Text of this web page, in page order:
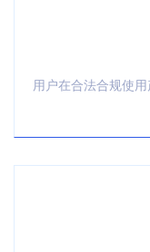
用户在合法合规使